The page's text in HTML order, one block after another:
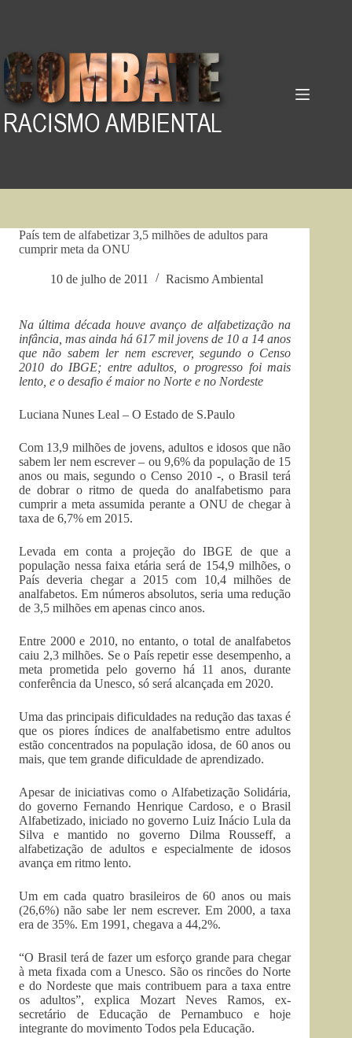
País tem de alfabetizar 3,5 milhões de adultos para
cumprir meta da ONU
10 de julho de 2011 Racismo Ambiental
Na última década houve avanço de alfabetização na
infância, mas ainda há 617 mil jovens de 10 a 14 anos
que não sabem ler nem escrever, segundo o Censo
2010 do IBGE; entre adultos, o progresso foi mais
lento, e o desafio é maior no Norte e no Nordeste
Luciana Nunes Leal – O Estado de S.Paulo
Com 13,9 milhões de jovens, adultos e idosos que não
sabem ler nem escrever – ou 9,6% da população de 15
anos ou mais, segundo o Censo 2010 -, o Brasil terá
de dobrar o ritmo de queda do analfabetismo para
cumprir a meta assumida perante a ONU de chegar à
taxa de 6,7% em 2015.
Levada em conta a projeção do IBGE de que a
população nessa faixa etária será de 154,9 milhões, o
País deveria chegar a 2015 com 10,4 milhões de
analfabetos. Em números absolutos, seria uma redução
de 3,5 milhões em apenas cinco anos.
Entre 2000 e 2010, no entanto, o total de analfabetos
caiu 2,3 milhões. Se o País repetir esse desempenho, a
meta prometida pelo governo há 11 anos, durante
conferência da Unesco, só será alcançada em 2020.
Uma das principais dificuldades na redução das taxas é
que os piores índices de analfabetismo entre adultos
estão concentrados na população idosa, de 60 anos ou
mais, que tem grande dificuldade de aprendizado.
Apesar de iniciativas como o Alfabetização Solidária,
do governo Fernando Henrique Cardoso, e o Brasil
Alfabetizado, iniciado no governo Luiz Inácio Lula da
Silva e mantido no governo Dilma Rousseff, a
alfabetização de adultos e especialmente de idosos
avança em ritmo lento.
Um em cada quatro brasileiros de 60 anos ou mais
(26,6%) não sabe ler nem escrever. Em 2000, a taxa
era de 35%. Em 1991, chegava a 44,2%.
“O Brasil terá de fazer um esforço grande para chegar
à meta fixada com a Unesco. São os rincões do Norte
e do Nordeste que mais contribuem para a taxa entre
os adultos”, explica Mozart Neves Ramos, ex-
secretário de Educação de Pernambuco e hoje
integrante do movimento Todos pela Educação.